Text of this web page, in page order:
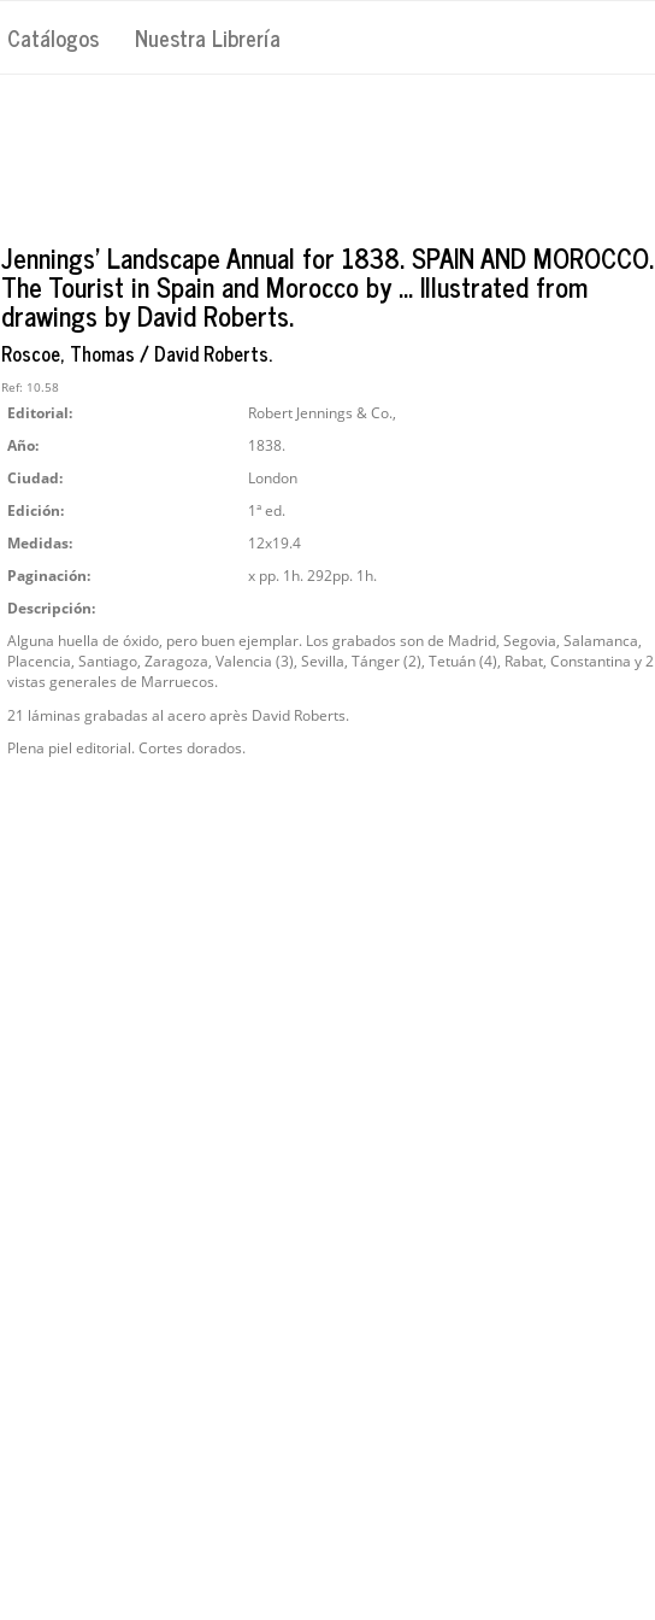
Catálogos Nuestra Librería
Jennings' Landscape Annual for 1838. SPAIN AND MOROCCO.
The Tourist in Spain and Morocco by ... Illustrated from
drawings by David Roberts.
Roscoe, Thomas / David Roberts.
Ref: 10.58
Editorial:
Robert Jennings & Co.,
Año:
1838.
Ciudad:
London
Edición:
1ª ed.
Medidas:
12x19.4
Paginación:
x pp. 1h. 292pp. 1h.
Descripción:
Alguna huella de óxido, pero buen ejemplar. Los grabados son de Madrid, Segovia, Salamanca,
Placencia, Santiago, Zaragoza, Valencia (3), Sevilla, Tánger (2), Tetuán (4), Rabat, Constantina y 2
vistas generales de Marruecos.
21 láminas grabadas al acero après David Roberts.
Plena piel editorial. Cortes dorados.